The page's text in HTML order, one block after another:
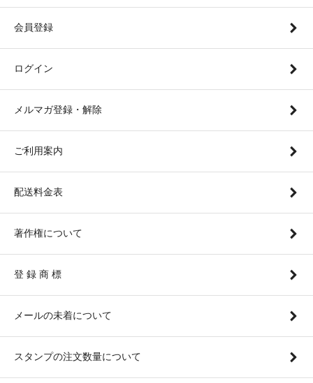
会員登録
ログイン
メルマガ登録・解除
ご利用案内
配送料金表
著作権について
登 録 商 標
メールの未着について
スタンプの注文数量について